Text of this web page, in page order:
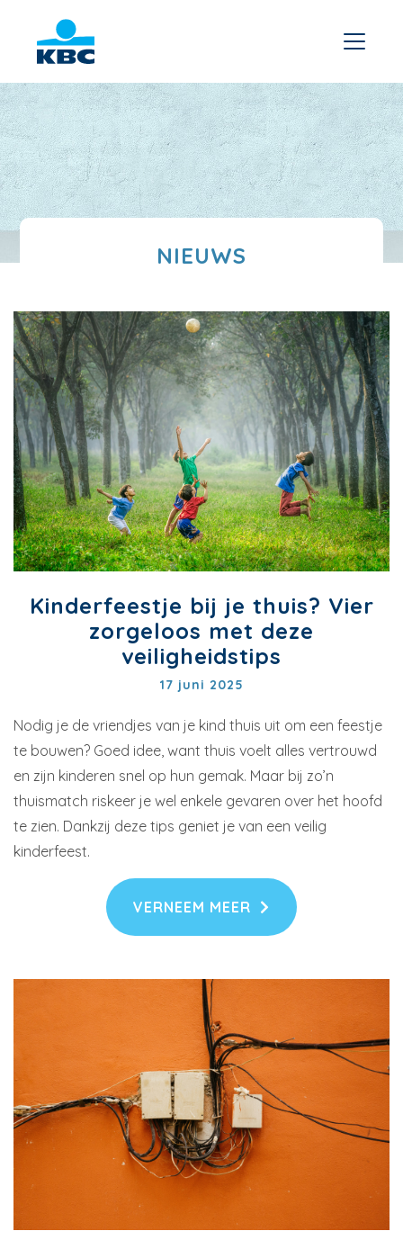
NIEUWS
Kinderfeestje bij je thuis? Vier
zorgeloos met deze
veiligheidstips
17 juni 2025
Nodig je de vriendjes van je kind thuis uit om een feestje
te bouwen? Goed idee, want thuis voelt alles vertrouwd
en zijn kinderen snel op hun gemak. Maar bij zo’n
thuismatch riskeer je wel enkele gevaren over het hoofd
te zien. Dankzij deze tips geniet je van een veilig
kinderfeest.
VERNEEM MEER